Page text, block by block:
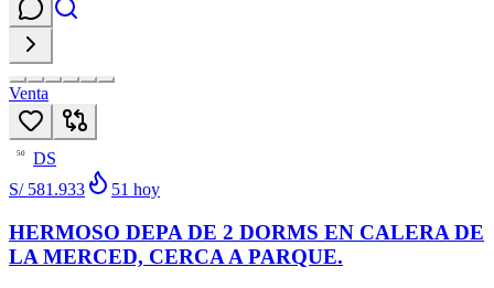
Venta
50
DS
S/ 581.933
51 hoy
HERMOSO DEPA DE 2 DORMS EN CALERA DE
LA MERCED, CERCA A PARQUE.